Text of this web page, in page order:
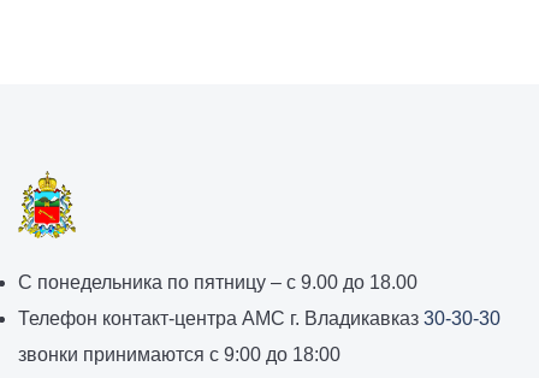
График
работы
администрации
С понедельника по пятницу – с 9.00 до 18.00
Телефон контакт-центра АМС г. Владикавказ 30-30-30
звонки принимаются с 9:00 до 18:00